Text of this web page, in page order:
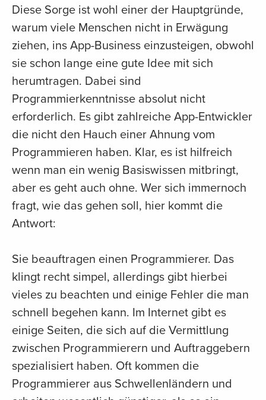
Diese Sorge ist wohl einer der Hauptgründe,
warum viele Menschen nicht in Erwägung
ziehen, ins App-Business einzusteigen, obwohl
sie schon lange eine gute Idee mit sich
herumtragen. Dabei sind
Programmierkenntnisse absolut nicht
erforderlich. Es gibt zahlreiche App-Entwickler
die nicht den Hauch einer Ahnung vom
Programmieren haben. Klar, es ist hilfreich
wenn man ein wenig Basiswissen mitbringt,
aber es geht auch ohne. Wer sich immernoch
fragt, wie das gehen soll, hier kommt die
Antwort:
Sie beauftragen einen Programmierer. Das
klingt recht simpel, allerdings gibt hierbei
vieles zu beachten und einige Fehler die man
schnell begehen kann. Im Internet gibt es
einige Seiten, die sich auf die Vermittlung
zwischen Programmierern und Auftraggebern
spezialisiert haben. Oft kommen die
Programmierer aus Schwellenländern und